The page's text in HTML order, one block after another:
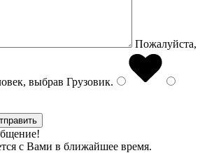
Пожалуйста,
выбрав Грузовик.
с Вами в ближайшее время.